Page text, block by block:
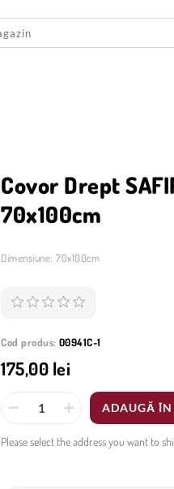
Covor Drept
70x100cm
Dimensiune: 70x100cm
Cod produs: 00941C-1
175,00 lei
ADAUGĂ ÎN
Please select the address you want to